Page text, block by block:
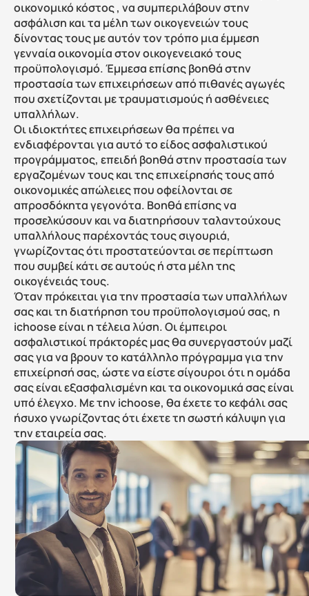
οικονομικό κόστος , να συμπεριλάβουν στην
ασφάλιση και τα μέλη των οικογενειών τους
δίνοντας τους με αυτόν τον τρόπο μια έμμεση
γενναία οικονομία στον οικογενειακό τους
προϋπολογισμό. Έμμεσα επίσης βοηθά στην
προστασία των επιχειρήσεων από πιθανές αγωγές
που σχετίζονται με τραυματισμούς ή ασθένειες
υπαλλήλων.
Οι ιδιοκτήτες επιχειρήσεων θα πρέπει να
ενδιαφέρονται για αυτό το είδος ασφαλιστικού
προγράμματος, επειδή βοηθά στην προστασία των
εργαζομένων τους και της επιχείρησής τους από
οικονομικές απώλειες που οφείλονται σε
απροσδόκητα γεγονότα. Βοηθά επίσης να
προσελκύσουν και να διατηρήσουν ταλαντούχους
υπαλλήλους παρέχοντάς τους σιγουριά,
γνωρίζοντας ότι προστατεύονται σε περίπτωση
που συμβεί κάτι σε αυτούς ή στα μέλη της
οικογένειάς τους.
Όταν πρόκειται για την προστασία των υπαλλήλων
σας και τη διατήρηση του προϋπολογισμού σας, η
ichoose είναι η τέλεια λύση. Οι έμπειροι
ασφαλιστικοί πράκτορές μας θα συνεργαστούν μαζί
σας για να βρουν το κατάλληλο πρόγραμμα για την
επιχείρησή σας, ώστε να είστε σίγουροι ότι η ομάδα
σας είναι εξασφαλισμένη και τα οικονομικά σας είναι
υπό έλεγχο. Με την ichoose, θα έχετε το κεφάλι σας
ήσυχο γνωρίζοντας ότι έχετε τη σωστή κάλυψη για
την εταιρεία σας.